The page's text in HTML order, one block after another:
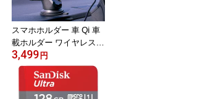
車監視 ドアパン ドアパ
ンチ 工事不要
スマホホルダー 車 Qi 車
載ホルダー ワイヤレス充
電 ワイヤレスチャージャ
ー 最大15W出力 スマー
トセンサー スマホスタン
ド 車載用 車用 急速充電 i
3,499 円